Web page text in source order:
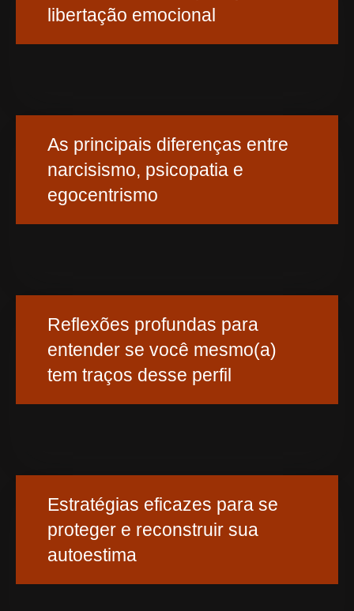
libertação emocional
As principais diferenças entre
narcisismo, psicopatia e
egocentrismo
Reflexões profundas para
entender se você mesmo(a)
tem traços desse perfil
Estratégias eficazes para se
proteger e reconstruir sua
autoestima